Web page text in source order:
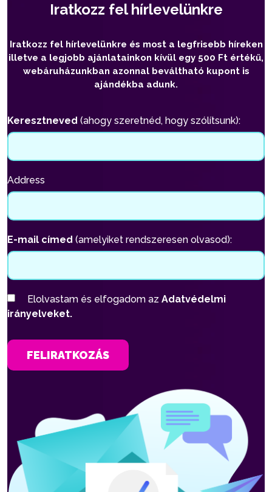
Iratkozz fel hírlevelünkre
Iratkozz fel hírlevelünkre és most a legfrisebb híreken
illetve a legjobb ajánlatainkon kívül egy 500 Ft értékű,
webáruházunkban azonnal beváltható kupont is
ajándékba adunk.
Keresztneved (ahogy szeretnéd, hogy szólítsunk):
Address
E-mail címed (amelyiket rendszeresen olvasod):
Elolvastam és elfogadom az Adatvédelmi
irányelveket.
FELIRATKOZÁS